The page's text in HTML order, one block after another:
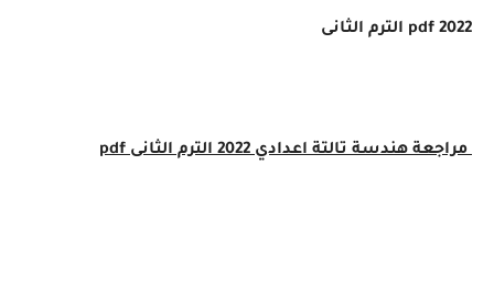
2022 pdf الترم الثانى
مراجعة هندسة تالتة اعدادي 2022 الترم الثانى pdf